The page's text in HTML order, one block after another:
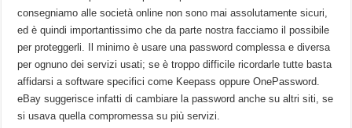
consegniamo alle società online non sono mai assolutamente sicuri,
ed è quindi importantissimo che da parte nostra facciamo il possibile
per proteggerli. Il minimo è usare una password complessa e diversa
per ognuno dei servizi usati; se è troppo difficile ricordarle tutte basta
affidarsi a software specifici come Keepass oppure OnePassword.
eBay suggerisce infatti di cambiare la password anche su altri siti, se
si usava quella compromessa su più servizi.